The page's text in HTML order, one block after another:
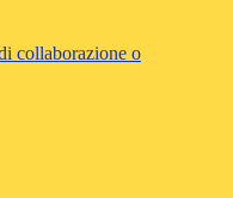
collaborazione o